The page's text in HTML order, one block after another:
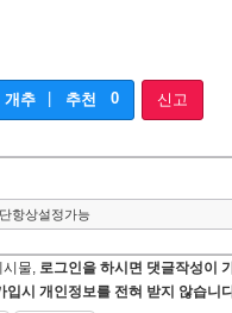
개추 추천 0 신고
항상설정가능
물,
로그인을 하시면 댓글작성이
입시 개인정보를 전혀 받지 않습니